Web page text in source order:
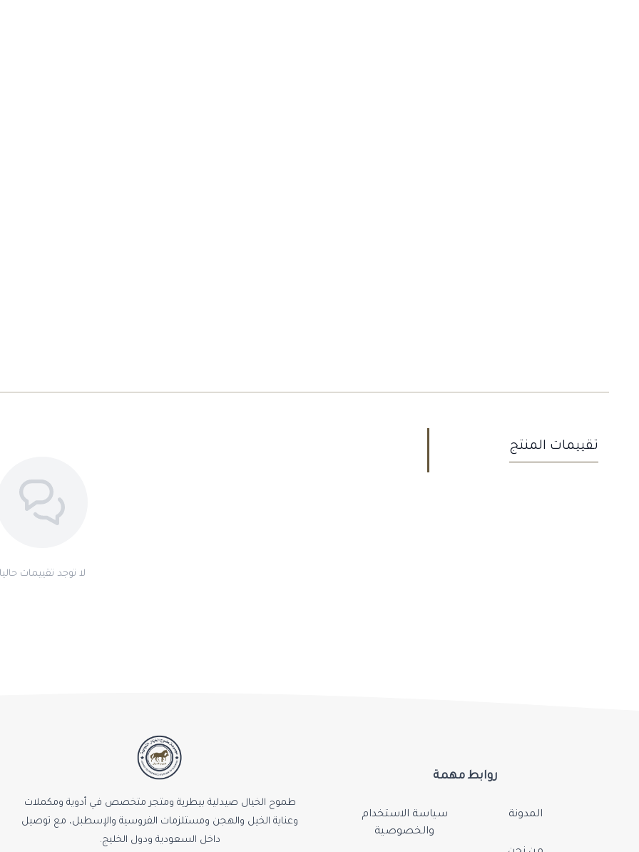
تقييمات المنتج
لا توجد تقييمات حاليا
روابط مهمة
المدونة
سياسة الاستخدام
والخصوصية
طموح الخيال صيدلية بيطرية ومتجر متخصص في أدوية ومكملات
وعناية الخيل والهجن ومستلزمات الفروسية والإسطبل، مع توصيل
داخل السعودية ودول الخليج.